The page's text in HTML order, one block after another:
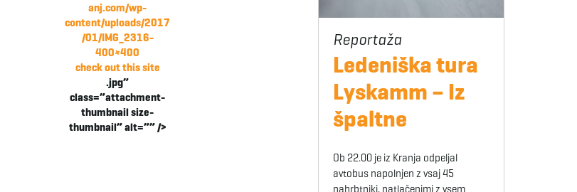
anj.com/wp-
content/uploads/2017
/01/IMG_2316-
400×400
check out this site
.jpg”
class=”attachment-
thumbnail size-
thumbnail” alt=”” />
Ledeniška tura
Lyskamm – Iz
špaltne
Ob 22.00 je iz Kranja odpeljal
avtobus napolnjen z vsaj 45
nahrbtniki, natlačenimi z vsem